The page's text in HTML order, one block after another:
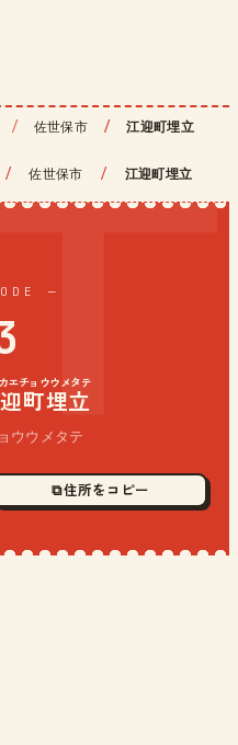
佐世保市 江迎町埋立
/ 佐世保市 / 江迎町埋立
—
町埋立
エチョウウメタテ
ウウメタテ
⧉ 住所をコピー